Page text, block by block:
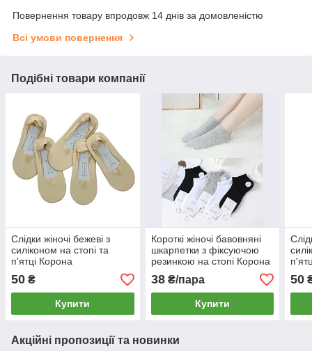
Повернення товару впродовж 14 днів за домовленістю
Всі умови повернення
Подібні товари компанії
Слідки жіночі бежеві з
силіконом на стопі та
п'ятці Корона
50 ₴
Купити
Короткі жіночі бавовняні
шкарпетки з фіксуючою
резинкою на стопі Корона
Чорний
38₴/пара
Купити
50
Акційні пропозиції та новинки